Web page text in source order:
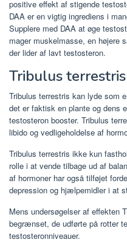
positive effekt af stigende
DAA er en vigtig ingrediens i
Supplere med DAA at øge
mager muskelmasse, en højere
der lider af lavt testosteron.
Tribulus terrestris
Tribulus terrestris kan lyde som
det er faktisk en plante og dens
testosteron booster. Tribulus
libido og vedligeholdelse af
Tribulus terrestris ikke kun
rolle i at vende tilbage ud af
af ​​hormoner har også tilføjet
depression og hjælpemidler i at
Mens undersøgelser af effekten
begrænset, de udførte på rotter
testosteronniveauer.